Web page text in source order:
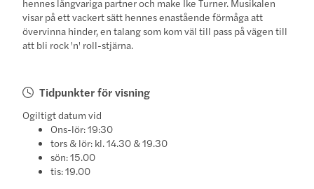
visar på ett vackert sätt hennes enastående förmåga att
övervinna hinder, en talang som kom väl till pass på vägen till
att bli rock 'n' roll-stjärna.
Tidpunkter för visning
Ogiltigt datum vid
Ons-lör: 19:30
tors & lör: kl. 14.30 & 19.30
sön: 15.00
tis: 19.00